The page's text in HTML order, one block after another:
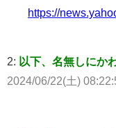
https://
2: 以下、名無しにか
2024/06/22(土)